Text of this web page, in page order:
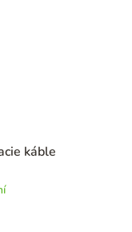
káble